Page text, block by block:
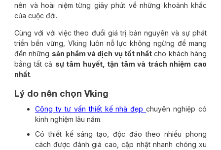
nên và hoài niệm từng giây phút về những khoảnh khắc
của cuộc đời.
Cùng với với việc theo đuổi giá trị bản nguyên và sự phát
triển bền vững, Vking luôn nỗ lực không ngừng để mang
đến những sản phẩm và dịch vụ tốt nhất cho khách hàng
bằng tất cả sự tâm huyết, tận tâm và trách nhiệm cao
nhất.
Lý do nên chọn Vking
Công ty tư vấn thiết kế nhà đẹpchuyên nghiệp có
kinh nghiệm lâu năm.
Có thiết kế sáng tạo, độc đáo theo nhiều phong
cách được đánh giá cao, cập nhật nhanh chóng xu